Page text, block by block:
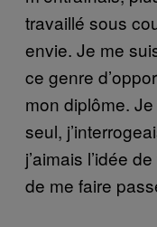
travaillé sous
envie. Je me
ce genre
mon diplôme.
seul,
j’aimais l’idée
de me faire